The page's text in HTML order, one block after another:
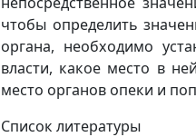
чтобы определить
органа, необходимо
власти, какое место в
место органов опеки и
Список литературы